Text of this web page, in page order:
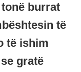
burrat
të
të ishim
gratë